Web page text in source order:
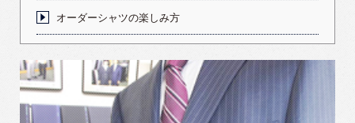
オーダーシャツの楽しみ方